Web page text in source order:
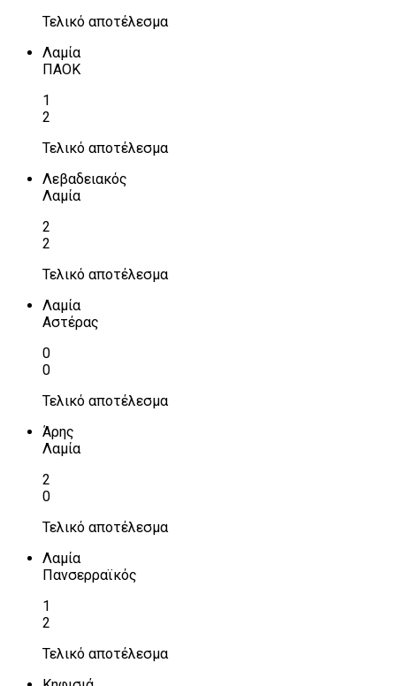
Τελικό αποτέλεσμα
Λαμία
ΠΑΟΚ
1
2
Τελικό αποτέλεσμα
Λεβαδειακός
Λαμία
2
2
Τελικό αποτέλεσμα
Λαμία
Αστέρας
0
0
Τελικό αποτέλεσμα
Άρης
Λαμία
2
0
Τελικό αποτέλεσμα
Λαμία
Πανσερραϊκός
1
2
Τελικό αποτέλεσμα